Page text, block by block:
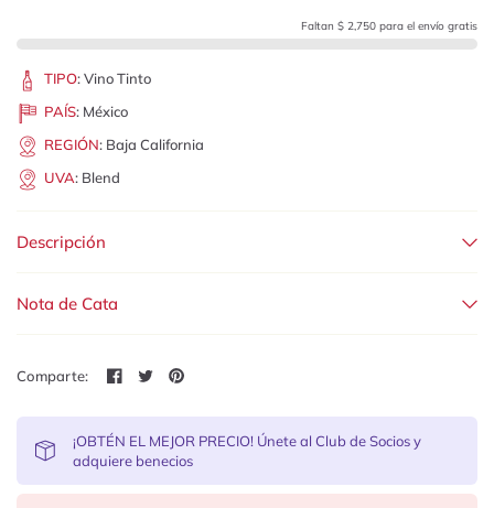
Faltan $ 2,750 para el envío gratis
TIPO:Vino Tinto
PAÍS: México
REGIÓN: Baja California
UVA: Blend
Descripción
Nota de Cata
Comparte:
¡OBTÉN EL MEJOR PRECIO! Únete al Club de Socios y
adquiere benecios